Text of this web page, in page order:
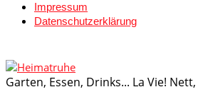
Impressum
Datenschutzerklärung
Garten, Essen, Drinks... La Vie!